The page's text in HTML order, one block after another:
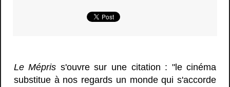
Le Mépris s'ouvre sur une citation : "le cinéma
substitue à nos regards un monde qui s'accorde